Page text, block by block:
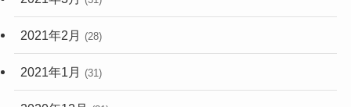
2021年2月 (28)
2021年1月 (31)